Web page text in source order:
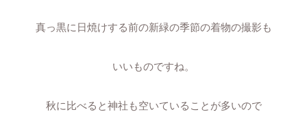
真っ黒に日焼けする前の新緑の季節の着物の撮影も
いいものですね。
秋に比べると神社も空いていることが多いので